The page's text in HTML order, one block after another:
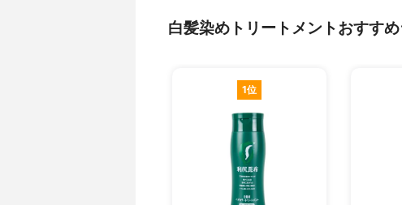
白髪染めトリートメントおすす
1位